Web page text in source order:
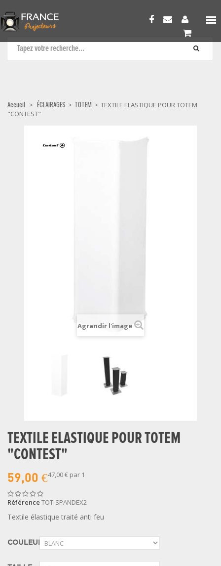
TOTEM
Accueil > ÉCLAIRAGES > TOTEM > TEXTILE ELASTIQUE POUR TOTEM
"CONTEST"
Agrandir l'image
TEXTILE ELASTIQUE POUR TOTEM
"CONTEST"
59,00 €47,00 € par 1
Référence TOT-SPANDEX2
Textile élastique traité anti feu
COULEUR